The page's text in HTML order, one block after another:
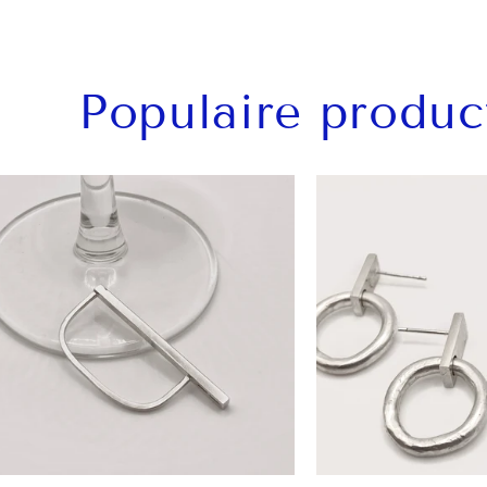
Populaire